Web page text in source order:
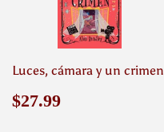
Luces, cámara y un crimen
Precio
$27.99